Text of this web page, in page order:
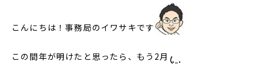
こんにちは！事務局のイワサキです
この間年が明けたと思ったら、もう2月